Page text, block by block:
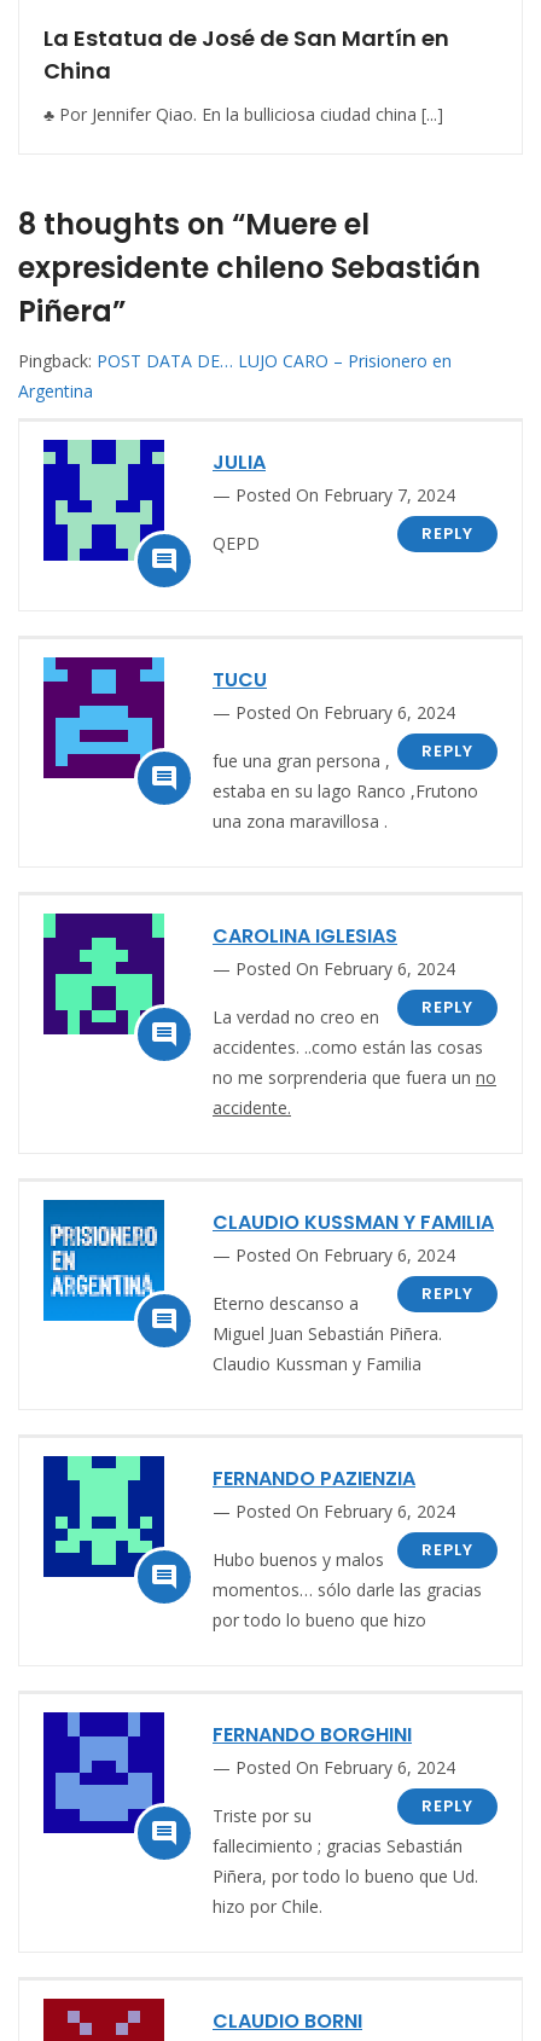
La Estatua de José de San Martín en
China
♣ Por Jennifer Qiao. En la bulliciosa ciudad china [...]
8 thoughts on “Muere el
expresidente chileno Sebastián
Piñera”
Pingback: POST DATA DE… LUJO CARO – Prisionero en
Argentina

JULIA
Posted On February 7, 2024
REPLY
QEPD

TUCU
Posted On February 6, 2024
REPLY
fue una gran persona ,
estaba en su lago Ranco ,Frutono
una zona maravillosa .

CAROLINA IGLESIAS
Posted On February 6, 2024
REPLY
La verdad no creo en
accidentes. ..como están las cosas
no me sorprenderia que fuera un no
accidente.

CLAUDIO KUSSMAN Y FAMILIA
Posted On February 6, 2024
REPLY
Eterno descanso a
Miguel Juan Sebastián Piñera.
Claudio Kussman y Familia

FERNANDO PAZIENZIA
Posted On February 6, 2024
REPLY
Hubo buenos y malos
momentos… sólo darle las gracias
por todo lo bueno que hizo

FERNANDO BORGHINI
Posted On February 6, 2024
REPLY
Triste por su
fallecimiento ; gracias Sebastián
Piñera, por todo lo bueno que Ud.
hizo por Chile.
CLAUDIO BORNI